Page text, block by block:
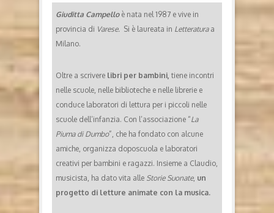
Giuditta Campelloè nata nel 1987 e vive in
provincia di Varese. Si è laureata in Letteraturaa
Milano.
Oltre a scrivere libri per bambini, tiene incontri
nelle scuole, nelle biblioteche e nelle librerie e
conduce laboratori di lettura per i piccoli nelle
scuole dell’infanzia. Con l’associazione “La
Piuma di Dumbo”, che ha fondato con alcune
amiche, organizza doposcuola e laboratori
creativi per bambini e ragazzi. Insieme a Claudio,
musicista, ha dato vita alle Storie Suonate, un
progetto di letture animate con la musica.